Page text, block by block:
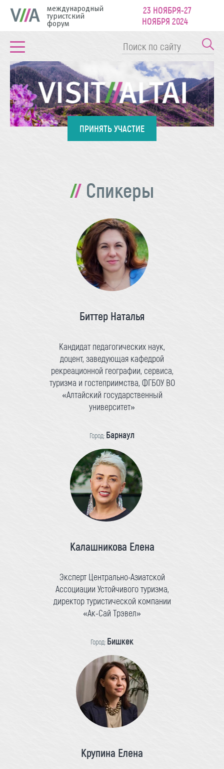
международный
туристский
форум
23 НОЯБРЯ-27
НОЯБРЯ 2024
ПРИНЯТЬ УЧАСТИЕ
Спикеры
Биттер Наталья
Кандидат педагогических наук,
доцент, заведующая кафедрой
рекреационной географии, сервиса,
туризма и гостеприимства, ФГБОУ ВО
«Алтайский государственный
университет»
Город: Барнаул
Калашникова Елена
Эксперт Центрально-Азиатской
Ассоциации Устойчивого туризма,
директор туристической компании
«Ак-Сай Трэвел»
Город: Бишкек
Крупина Елена